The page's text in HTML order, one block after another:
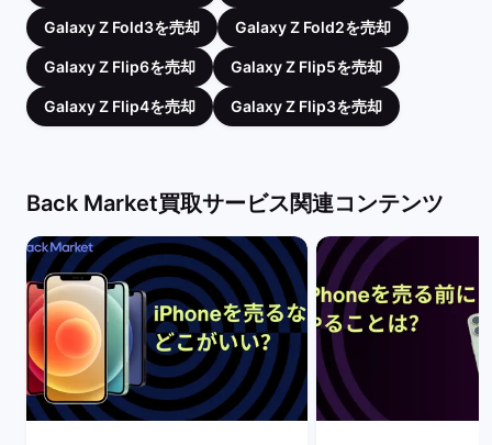
Galaxy Z Fold3を売却 Galaxy Z Fold2を売却
Galaxy Z Flip6を売却 Galaxy Z Flip5を売却
Galaxy Z Flip4を売却 Galaxy Z Flip3を売却
Back Market買取サービス関連コンテンツ